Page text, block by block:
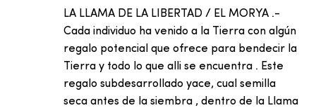
LA LLAMA DE LA LIBERTAD / EL MORYA .-
Cada individuo ha venido a la Tierra con algún
regalo potencial que ofrece para bendecir la
Tierra y todo lo que alli se encuentra . Este
regalo subdesarrollado yace, cual semilla
seca antes de la siembra , dentro de la Llama